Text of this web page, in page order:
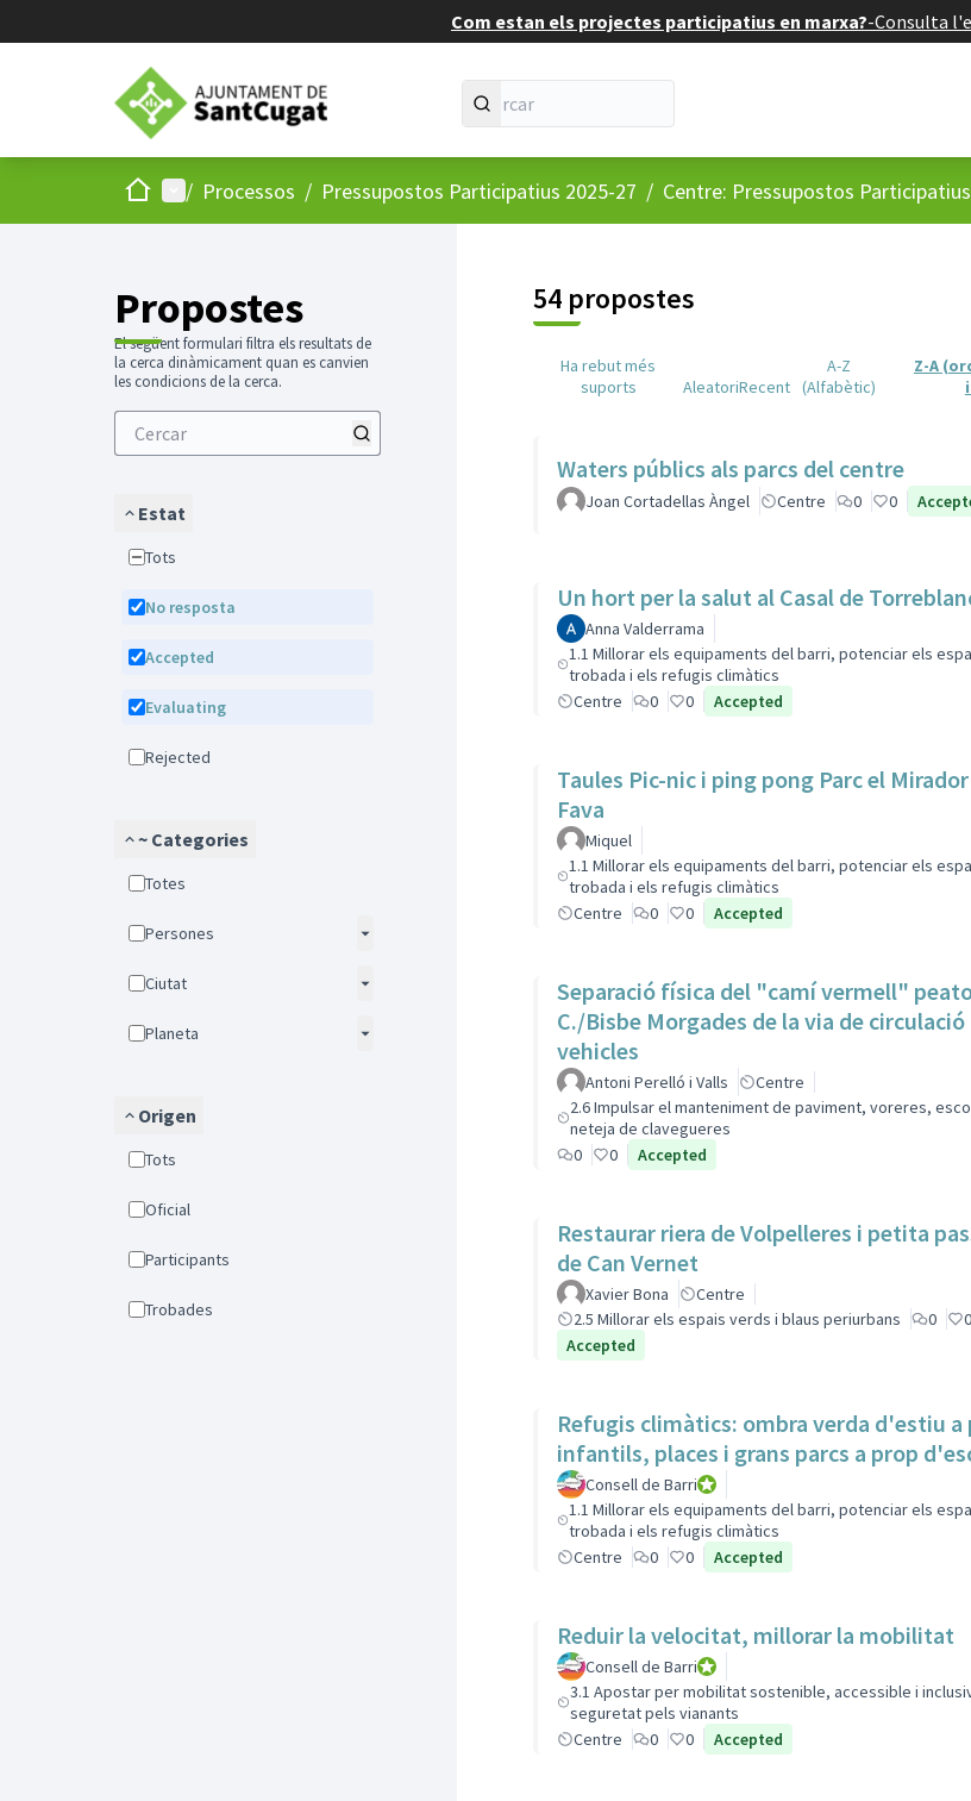
Com estan els projectes participatius en marxa?-Consulta
Inici Menú principal
/ Processos / Pressupostos Participatius 2025-27 / Centre: Pressupostos
Propostes
El següent formulari filtra els resultats de
la cerca dinàmicament quan es canvien
les condicions de la cerca.
Estat
Tots
No resposta
Accepted
Evaluating
Rejected
~ Categories
Totes
Persones
Ciutat
Planeta
Origen
Tots
Oficial
Participants
Trobades
54 propostes
Ha rebut més
suports
AleatoriRecent
A-Z
(Alfabètic)
Z-A
Waters públics als parcs del centre
Joan Cortadellas Àngel Centre 0 0
Un hort per la salut al Casal de
Anna Valderrama
1.1 Millorar els equipaments del barri, potenciar els
trobada i els refugis climàtics
Centre
0 0 Accepted
Taules Pic-nic i ping pong Parc el
Fava
Miquel
1.1 Millorar els equipaments del barri, potenciar els
trobada i els refugis climàtics
Centre
0 0 Accepted
Separació física del "camí vermell"
C./Bisbe Morgades de la via de circulació
vehicles
Antoni Perelló i Valls
Centre
2.6 Impulsar el manteniment de paviment, voreres,
neteja de clavegueres
0
0 Accepted
Restaurar riera de Volpelleres i petita
de Can Vernet
Xavier Bona
Centre
2.5 Millorar els espais verds i blaus periurbans
0
0
Accepted
Refugis climàtics: ombra verda d'estiu a
infantils, places i grans parcs a prop
Consell de BarriConsell de Barri
1.1 Millorar els equipaments del barri, potenciar els
trobada i els refugis climàtics
Centre
0 0 Accepted
Reduir la velocitat, millorar la mobilitat
Consell de BarriConsell de Barri
3.1 Apostar per mobilitat sostenible, accessible i
seguretat pels vianants
Centre
0 0 Accepted